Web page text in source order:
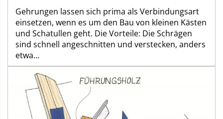
Gehrungen lassen sich prima als Verbindungsart
einsetzen, wenn es um den Bau von kleinen Kästen
und Schatullen geht. Die Vorteile: Die Schrägen
sind schnell angeschnitten und verstecken, anders
etwa...